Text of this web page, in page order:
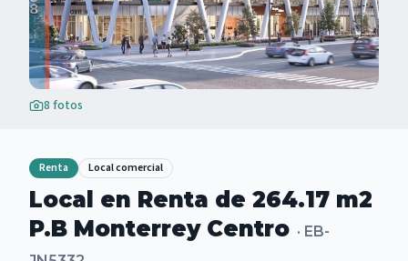
8 fotos
Renta Local comercial
Local en Renta de 264.17 m2
P.B Monterrey Centro · EB-